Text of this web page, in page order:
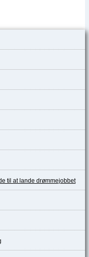
til at lande drømmejobbet